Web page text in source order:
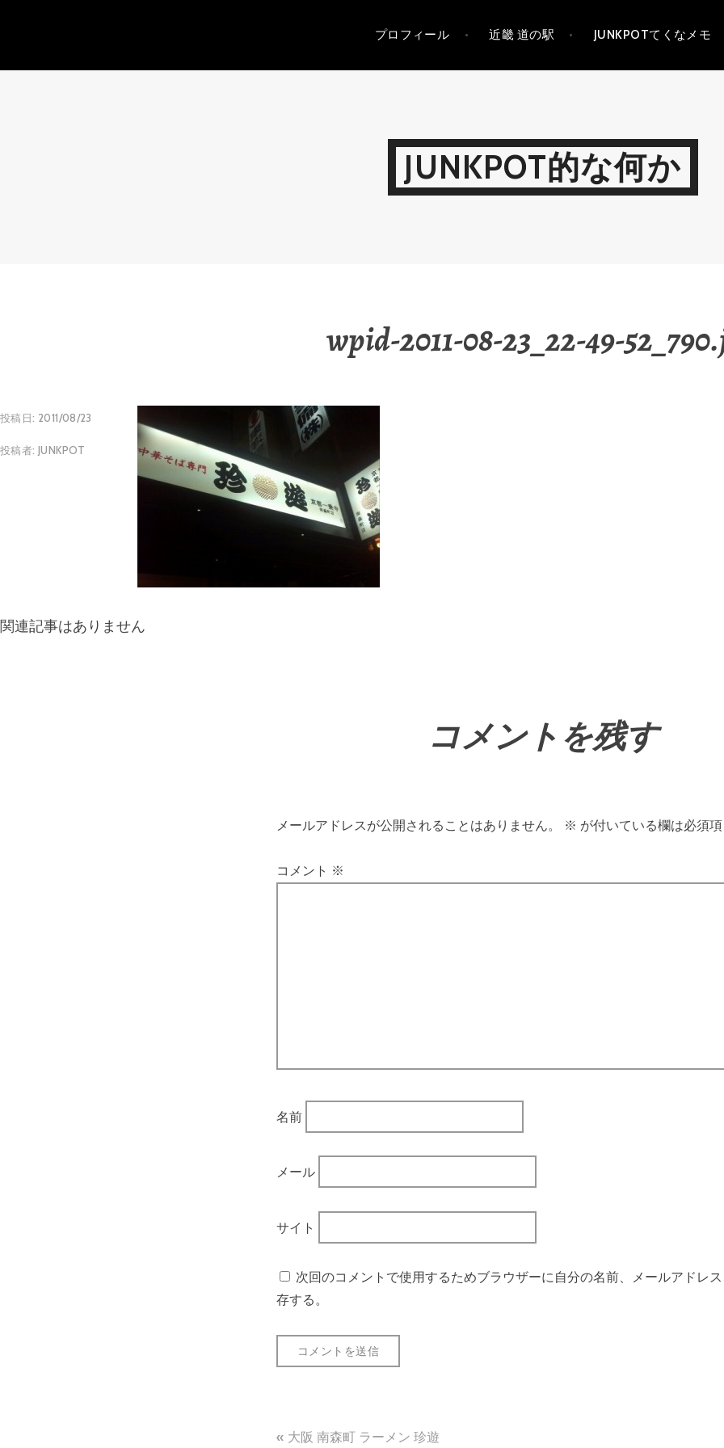
テ
プロフィール 近畿 道の駅 JUNKPOTてくなメモ
JUNKPOT的な何か
wpid-2011-08-23_22-49-
投稿日: 2011/08/23
投稿者: JUNKPOT
関連記事はありません
コメントを残す
メールアドレスが公開されることはありません。 ※ が付いている欄は必須
コメント ※
名前
メール
サイト
次回のコメントで使用するためブラウザーに自分の名前、メールアドレ
存する。
投
大阪 南森町 ラーメン 珍遊